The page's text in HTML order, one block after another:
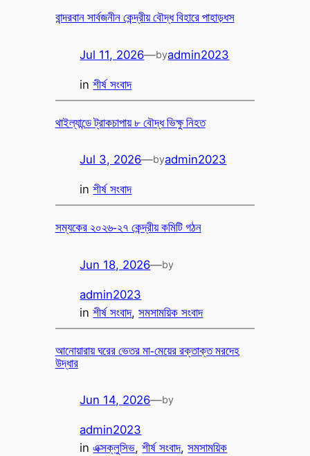
বান্দরবান সার্বজনীন কেন্দ্রীয় বৌদ্ধ বিহারে পাহাড়ধস
Jul 11, 2026—byadmin2023
inশীর্ষ সংবাদ
থাইল্যান্ডে ট্রাকচাপায় ৮ বৌদ্ধ ভিক্ষু নিহত
Jul 3, 2026—byadmin2023
inশীর্ষ সংবাদ
সম্যকের ২০২৬-২৭ কেন্দ্রীয় কমিটি গঠন
Jun 18, 2026—by
admin2023
inশীর্ষ সংবাদ, সমসাময়িক সংবাদ
আনোয়ারায় ঘরের ভেতর মা-মেয়ের রক্তাক্ত মরদেহ
উদ্ধার
Jun 14, 2026—by
admin2023
inএক্সক্লুসিভ, শীর্ষ সংবাদ, সমসাময়িক